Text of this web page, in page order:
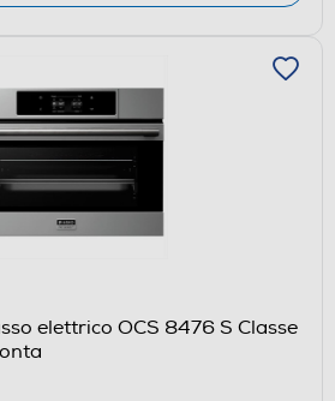
elettrico OCS 8476 S Classe